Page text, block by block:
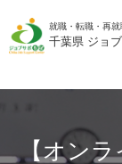
就職・転職・再
千葉県 ジョ
【オン